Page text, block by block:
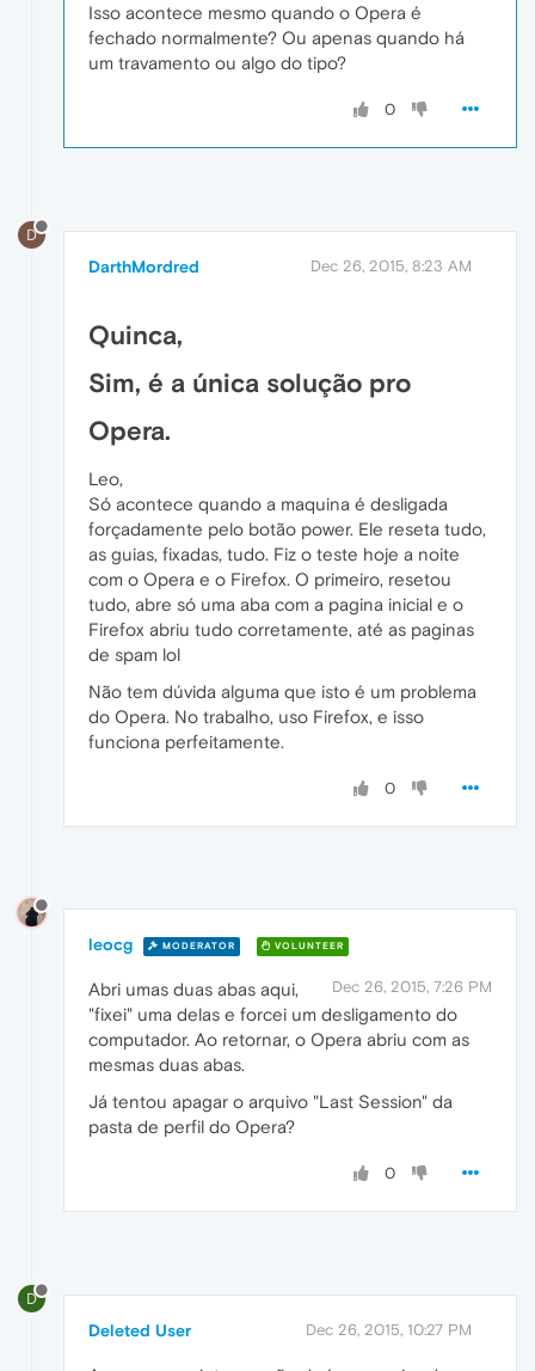
Isso acontece mesmo quando o Opera é
fechado normalmente? Ou apenas quando há
um travamento ou algo do tipo?
0
D
DarthMordred Dec 26, 2015, 8:23 AM
Quinca,
Sim, é a única solução pro
Opera.
Leo,
Só acontece quando a maquina é desligada
forçadamente pelo botão power. Ele reseta tudo,
as guias, fixadas, tudo. Fiz o teste hoje a noite
com o Opera e o Firefox. O primeiro, resetou
tudo, abre só uma aba com a pagina inicial e o
Firefox abriu tudo corretamente, até as paginas
de spam lol
Não tem dúvida alguma que isto é um problema
do Opera. No trabalho, uso Firefox, e isso
funciona perfeitamente.
0
leocg MODERATOR VOLUNTEER
Dec 26, 2015, 7:26 PM
Abri umas duas abas aqui,
"fixei" uma delas e forcei um desligamento do
computador. Ao retornar, o Opera abriu com as
mesmas duas abas.
Já tentou apagar o arquivo "Last Session" da
pasta de perfil do Opera?
0
D
Deleted User Dec 26, 2015, 10:27 PM